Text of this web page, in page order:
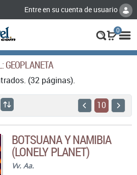
Entre en su cuenta de usuario
0
GEOPLANETA
(32 páginas).
10
BOTSUANA Y NAMIBIA
(LONELY PLANET)
Vv. Aa.